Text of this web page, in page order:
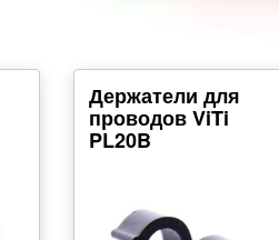
Держатели для
проводов ViTi
PL20B